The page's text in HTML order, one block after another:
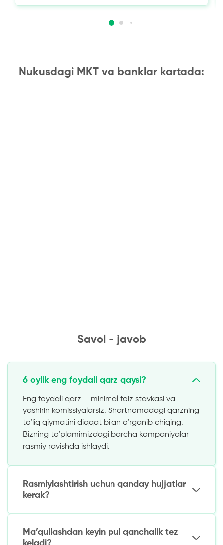
Nukusdagi MKT va banklar kartada:
Savol - javob
6 oylik eng foydali qarz qaysi?
Eng foydali qarz – minimal foiz stavkasi va
yashirin komissiyalarsiz. Shartnomadagi qarzning
to‘liq qiymatini diqqat bilan o‘rganib chiqing.
Bizning to‘plamimizdagi barcha kompaniyalar
rasmiy ravishda ishlaydi.
Rasmiylashtirish uchun qanday hujjatlar
kerak?
Aksariyat MFOlarda qarz olish uchun faqat
O‘zbekiston fuqarosi pasporti talab qilinadi. Bu
asosiy va ko‘pincha yagona shartdir.
Ma’qullashdan keyin pul qanchalik tez
keladi?